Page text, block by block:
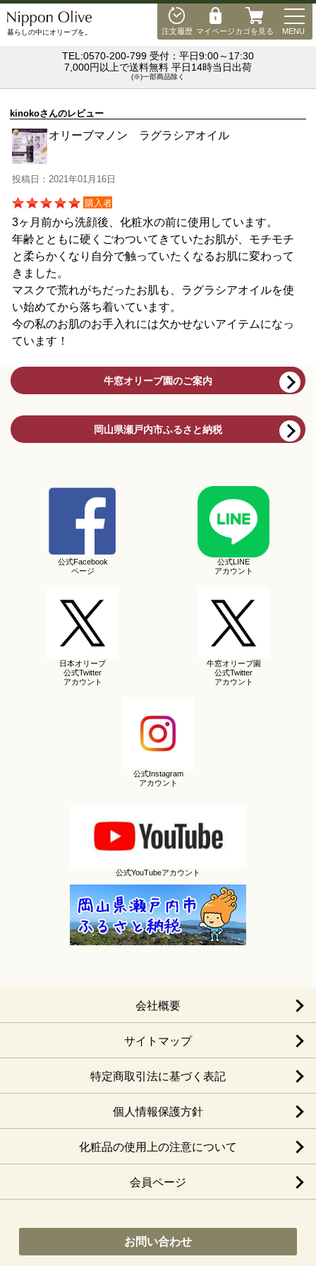
注文履歴 マイページカゴを見る MENU
暮らしの中にオリーブを。
TEL:0570-200-799 受付：平日9:00～17:30
7,000円以上で送料無料 平日14時当日出荷
(※)一部商品除く
kinokoさんのレビュー
オリーブマノン ラグラシアオイル
投稿日：2021年01月16日
購入者
3ヶ月前から洗顔後、化粧水の前に使用しています。
年齢とともに硬くごわついてきていたお肌が、モチモチ
と柔らかくなり自分で触っていたくなるお肌に変わって
きました。
マスクで荒れがちだったお肌も、ラグラシアオイルを使
い始めてから落ち着いています。
今の私のお肌のお手入れには欠かせないアイテムになっ
ています！
牛窓オリーブ園のご案内
岡山県瀬戸内市ふるさと納税
公式Facebook
ページ
公式LINE
アカウント
日本オリーブ
公式Twitter
アカウント
牛窓オリーブ園
公式Twitter
アカウント
公式Instagram
アカウント
公式YouTubeアカウント
会社概要
サイトマップ
特定商取引法に基づく表記
個人情報保護方針
化粧品の使用上の注意について
会員ページ
お問い合わせ